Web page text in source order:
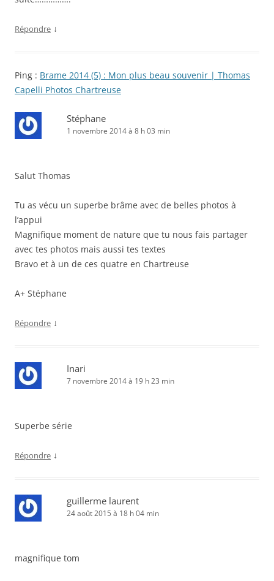
Répondre ↓
Ping : Brame 2014 (5) : Mon plus beau souvenir | Thomas
Capelli Photos Chartreuse
Stéphane
1 novembre 2014 à 8 h 03 min
Salut Thomas
Tu as vécu un superbe brâme avec de belles photos à
l’appui
Magnifique moment de nature que tu nous fais partager
avec tes photos mais aussi tes textes
Bravo et à un de ces quatre en Chartreuse
A+ Stéphane
Répondre ↓
Inari
7 novembre 2014 à 19 h 23 min
Superbe série
Répondre ↓
guillerme laurent
24 août 2015 à 18 h 04 min
magnifique tom